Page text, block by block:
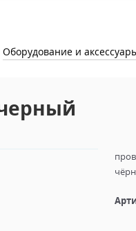
Оборудование и